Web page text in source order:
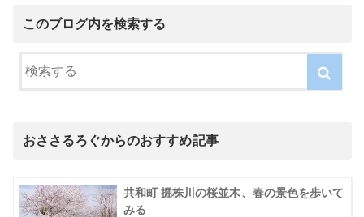
このブログ内を検索する
おささるろぐからのおすすめ記事
共和町 掘株川の桜並木、春の景色を歩いて
みる